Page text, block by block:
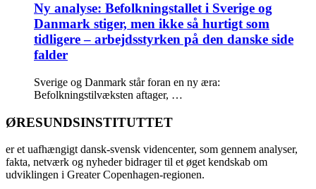
Ny analyse: Befolkningstallet i Sverige og
Danmark stiger, men ikke så hurtigt som
tidligere – arbejdsstyrken på den danske side
falder
Sverige og Danmark står foran en ny æra:
Befolkningstilvæksten aftager, …
ØRESUNDSINSTITUTTET
er et uafhængigt dansk-svensk videncenter, som gennem analyser,
fakta, netværk og nyheder bidrager til et øget kendskab om
udviklingen i Greater Copenhagen-regionen.